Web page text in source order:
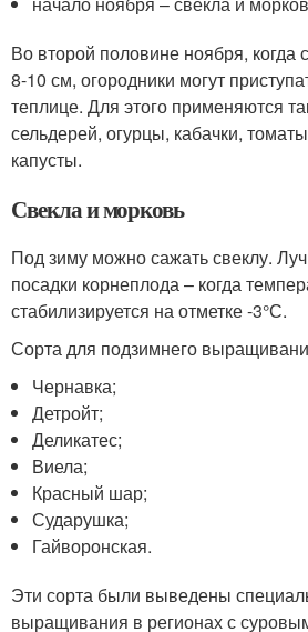
Во второй половине ноября, когда
8-10 см, огородники могут
теплице. Для этого применяются
сельдерей, огурцы, кабачки,
капусты.
Свекла и морковь
Под зиму можно сажать свеклу.
посадки корнеплода – когда
стабилизируется на отметке -3°С.
Сорта для подзимнего
Чернавка;
Детройт;
Деликатес;
Виела;
Красный шар;
Сударушка;
Гайворонская.
Эти сорта были выведены
выращивания в регионах с